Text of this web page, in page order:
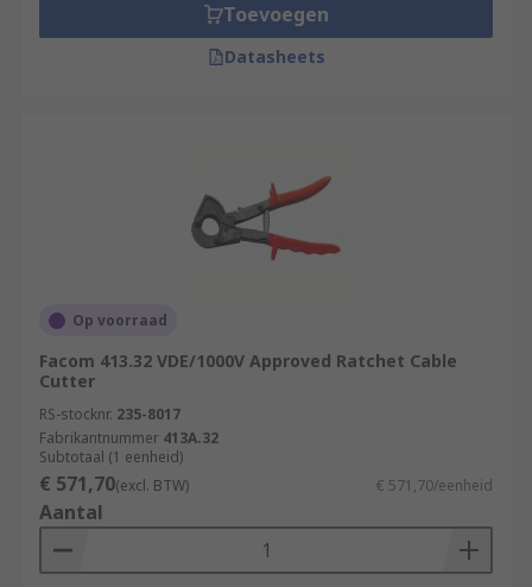
Toevoegen
Datasheets
Op voorraad
Facom 413.32 VDE/1000V Approved Ratchet Cable
Cutter
RS-stocknr. 235-8017
Fabrikantnummer 413A.32
Subtotaal (1 eenheid)
€ 571,70(excl. BTW) € 571,70/eenheid
Aantal